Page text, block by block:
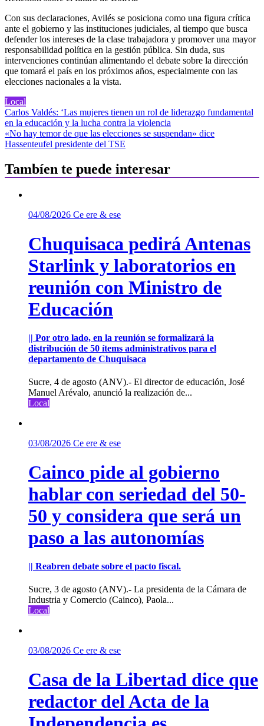
Con sus declaraciones, Avilés se posiciona como una figura crítica
ante el gobierno y las instituciones judiciales, al tiempo que busca
defender los intereses de la clase trabajadora y promover una mayor
responsabilidad política en la gestión pública. Sin duda, sus
intervenciones continúan alimentando el debate sobre la dirección
que tomará el país en los próximos años, especialmente con las
elecciones nacionales a la vista.
Local
Navegación
de
entradas
Carlos Valdés: ‘Las mujeres tienen un rol de liderazgo fundamental
en la educación y la lucha contra la violencia
«No hay temor de que las elecciones se suspendan» dice
Hassenteufel presidente del TSE
Tambíen te puede interesar
04/08/2026 Ce ere & ese
Chuquisaca pedirá Antenas
Starlink y laboratorios en
reunión con Ministro de
Educación
|| Por otro lado, en la reunión se formalizará la
distribución de 50 ítems administrativos para el
departamento de Chuquisaca
Sucre, 4 de agosto (ANV).- El director de educación, José
Manuel Arévalo, anunció la realización de...
Local
03/08/2026 Ce ere & ese
Cainco pide al gobierno
hablar con seriedad del 50-
50 y considera que será un
paso a las autonomías
|| Reabren debate sobre el pacto fiscal.
Sucre, 3 de agosto (ANV).- La presidenta de la Cámara de
Industria y Comercio (Cainco), Paola...
Local
03/08/2026 Ce ere & ese
Casa de la Libertad dice que
redactor del Acta de la